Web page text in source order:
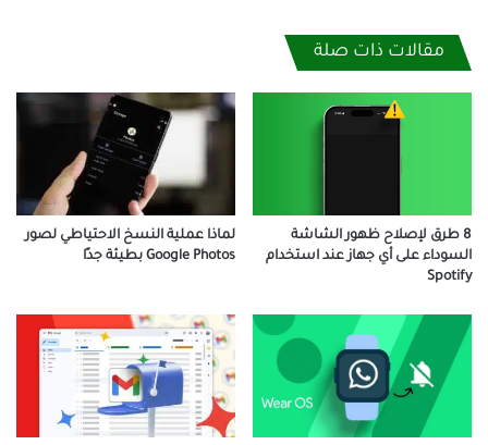
مقالات ذات صلة
8 طرق لإصلاح ظهور الشاشة
السوداء على أي جهاز عند استخدام
Spotify
لماذا عملية النسخ الاحتياطي لصور
Google Photos بطيئة جدًا